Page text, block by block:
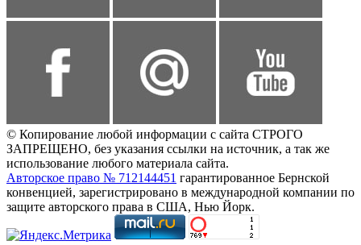
© Копирование любой информации с сайта СТРОГО
ЗАПРЕЩЕНО, без указания ссылки на источник, а так же
использование любого материала сайта.
Авторское право № 712144451 гарантированное Бернской
конвенцией, зарегистрировано в международной компании по
защите авторского права в США, Нью Йорк.